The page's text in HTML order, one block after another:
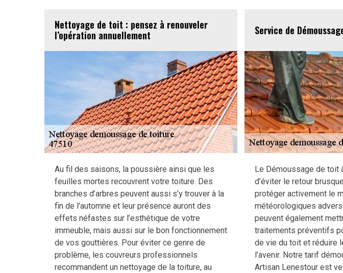
Nettoyage de toit : pensez à renouveler
l’opération annuellement
Au fil des saisons, la poussière ainsi que les
feuilles mortes recouvrent votre toiture. Des
branches d’arbres peuvent aussi s’y trouver à la
fin de l’automne et leur présence auront des
effets néfastes sur l’esthétique de votre
immeuble, mais aussi sur le bon fonctionnement
de vos gouttières. Pour éviter ce genre de
problème, les couvreurs professionnels
recommandent un nettoyage de la toiture, au
Service de
Le Démoussage de toit
d’éviter le retour
protéger activement le
météorologiques
peuvent également
traitements préventifs
de vie du toit et réduire
l’avenir. Notre tarif
Artisan Lenestour est